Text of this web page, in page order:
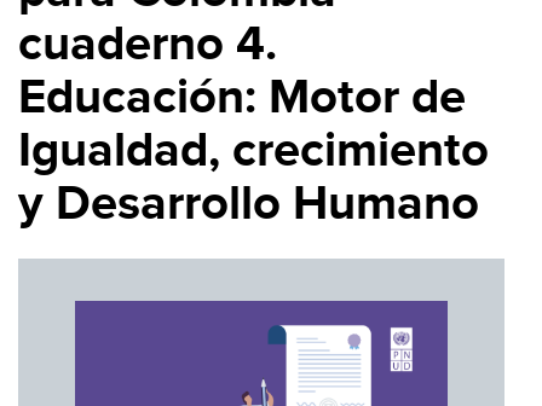
cuaderno 4.
Educación: Motor de
Igualdad, crecimiento
y Desarrollo Humano